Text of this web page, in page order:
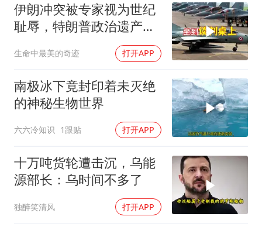
奋力开创中国式现代化建设新局面
伊朗冲突被专家视为世纪
耻辱，特朗普政治遗产遭
生命中最美的奇迹 打开APP
南极冰下竟封印着未灭绝
的神秘生物世界
六六冷知识 1跟贴 打开APP
十万吨货轮遭击沉，乌能
源部长：乌时间不多了
独醉笑清风 打开APP